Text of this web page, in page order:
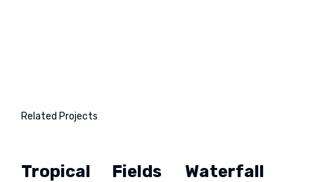
Related Projects
Tropical
Tropical Fields
Fields Waterfall
Waterfall